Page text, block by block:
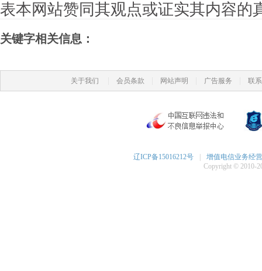
表本网站赞同其观点或证实其内容的
关键字相关信息：
关于我们 会员条款 网站声明 广告服务 联
辽ICP备15016212号
增值电信业务经
Copyright © 2010-